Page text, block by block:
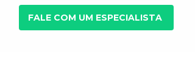
FALE COM UM ESPECIALISTA